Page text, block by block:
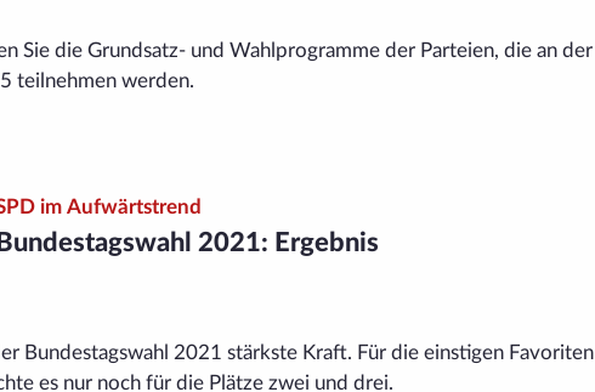
Sie die Grundsatz- und Wahlprogramme der Parteien, die an der
teilnehmen werden.
im Aufwärtstrend
Bundestagswahl 2021: Ergebnis
Bundestagswahl 2021 stärkste Kraft. Für die einstigen Favoriten
es nur noch für die Plätze zwei und drei.